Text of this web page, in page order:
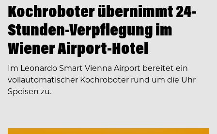
Kochroboter übernimmt 24-
Stunden-Verpflegung im
Wiener Airport-Hotel
Im Leonardo Smart Vienna Airport bereitet ein
vollautomatischer Kochroboter rund um die Uhr
Speisen zu.